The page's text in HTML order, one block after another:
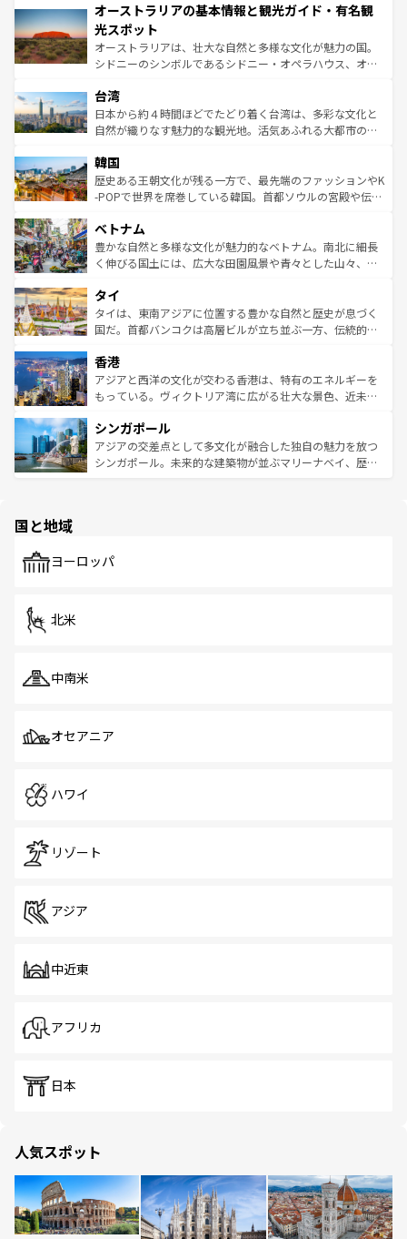
部のニューオーリンズでは、音楽と美食が融合した独特の
文化が魅力。旅行者はアメリカの各地域で異なる魅力を楽
しみながら、その多様性と豊かな歴史を感じることができ
るだろう。車でのロードトリップや列車の旅も、アメリカ
情報は
ワイ島は見逃せない。また、定番の観光地といえばオアフ
島だが、静かな自然を求めるならマウイ島やカウアイ島が
おすすめ。エメラルドグリーンに輝く海をはじめ、豊かな
文化や歴史が息づいている。「アロハスピリット」と呼ば
人々、おいしいローカルフードやハワイアンミュージッ
ク、伝統的なフラダンスなど、すべてがハワイの魅力を彩
っている。訪れるたびに新しい発見と感動が待っているハ
はコンテンツ一覧
オーストラリアの基本情報と観光ガイド・有名観
光スポット
オーストラリアは、壮大な自然と多様な文化が魅力の国。
シドニーのシンボルであるシドニー・オペラハウス、オー
リアリーフや大陸中央部にそびえるウルル（エアーズロッ
ク）、タスマニアの美しい原生林やケアンズの熱帯雨林な
ど、見どころがたくさん。また、カフェやワイン、オージ
いる。アクティビティも充実しており、サーフィンやダイ
ビング、ハイキングなど、アウトドア好きにはたまらな
い。オーストラリアの多彩な魅力を存分に味わいつくそ
参照してほしい。
台湾
日本から約４時間ほどでたどり着く台湾は、多彩な文化と
自然が織りなす魅力的な観光地。活気あふれる大都市の台
ン）、静ひつな山岳地帯である台湾東部など、都市の喧騒
と山間の静けさが共存しており、訪れる人に新しい発見と
驚きをもたらしてくれる。また、奥深い台湾の食文化も魅
容にもいいと評判のスイーツなど、バラエティ豊かな料理
が味わえる。 なお、新着の台湾情報は コンテンツ一覧を参
照してほしい。
韓国
歴史ある王朝文化が残る一方で、最先端のファッションやK
-POPで世界を席巻している韓国。首都ソウルの宮殿や伝統
き、地方に足を延ばせば四季折々の自然美を楽しむことが
できる。そして、キムチや焼肉、絶品のストリートフード
まで、さまざまな韓国料理が待っている。夜には、韓国な
リティに包まれながら、韓国の多彩な魅力を心ゆくまで味
わってみてほしい。 なお、新着の韓国情報はコンテンツ一
覧を参照してほしい。
ベトナム
豊かな自然と多様な文化が魅力的なベトナム。南北に細長
く伸びる国土には、広大な田園風景や青々とした山々、世
急速な発展と共に伝統が息づく。ハノイの古い町並みやホ
ーチミン市のフランス統治時代の建物も、独特の雰囲気を
醸し出している。また、バラエティの豊かさとおいしさで
とつ。フォーやバインミー、ベトナムコーヒーなどは、ぜ
ひ現地で味わいたい。どの地域を訪れてもあたたかい人々
が旅行者を迎えてくれるので、きっと忘れられない旅にな
参照してほしい。
タイ
タイは、東南アジアに位置する豊かな自然と歴史が息づく
国だ。首都バンコクは高層ビルが立ち並ぶ一方、伝統的な
の活気が交差している。北部ではチェンマイなどの山岳地
帯で自然と触れ合い、南部ではプーケットやクラビの美し
いビーチでリゾート気分を楽しむことができる。タイ料理
激する。気候は一年中温暖で、どの季節にも異なる楽しみ
が待っている。親しみやすいタイの人々、仏教を中心とし
た文化、そして多様な観光資源が、訪れる旅人を魅了し続
香港
アジアと西洋の文化が交わる香港は、特有のエネルギーを
もっている。ヴィクトリア湾に広がる壮大な景色、近未来
み、どこを訪れても感動するはず。観光スポットが密集し
ており、効率よく見どころを回れるのも魅力。息をのむよ
うな絶景から文化的な体験まで、香港を存分に楽しみ尽く
シンガポール
アジアの交差点として多文化が融合した独自の魅力を放つ
シンガポール。未来的な建築物が並ぶマリーナベイ、歴史
で、ホーカーズは地元の風情を楽しめる外せないスポット
国と地域
ヨーロッパ
北米
中南米
オセアニア
ハワイ
リゾート
アジア
中近東
アフリカ
日本
人気スポット